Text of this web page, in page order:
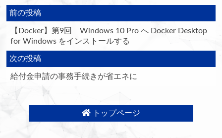
前の投稿
【Docker】第9回 Windows 10 Pro へ Docker Desktop
for Windows をインストールする
次の投稿
給付金申請の事務手続きが省エネに
トップページ